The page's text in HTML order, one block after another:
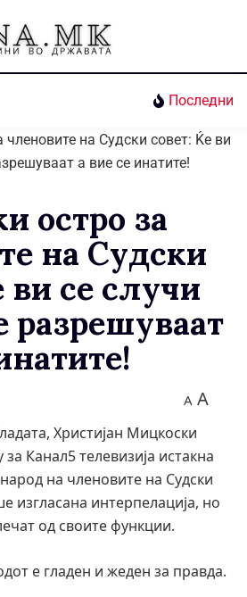
Последни
остро за
на Судски
ви се случи
разрешуваат
A A
Христијан Мицкоски
Канал5 телевизија истакна
на членовите на Судски
изгласана интерпелација, но
од своите функции.
е гладен и жеден за правда.